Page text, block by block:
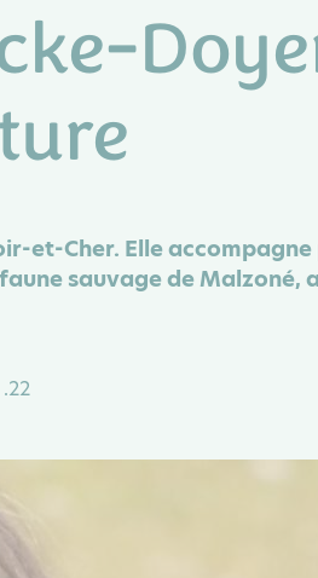
et-Cher. Elle accompagne
sauvage de Malzoné,